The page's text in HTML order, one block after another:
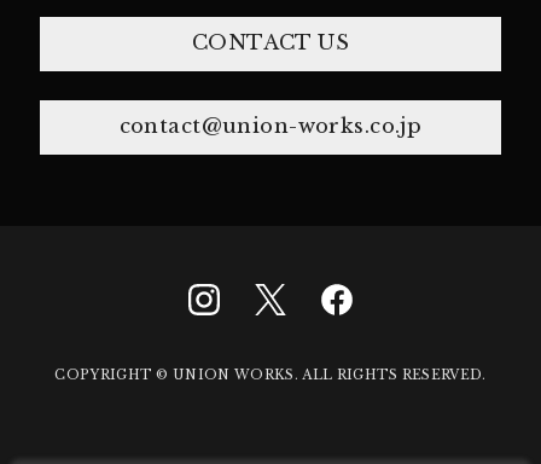
CONTACT US
contact@union-works.co.jp
COPYRIGHT © UNION WORKS. ALL RIGHTS RESERVED.